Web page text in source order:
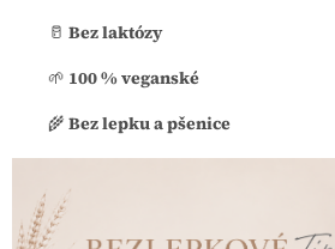
🥛 Bez laktózy
🌱 100 % veganské
🌾 Bez lepku a pšenice